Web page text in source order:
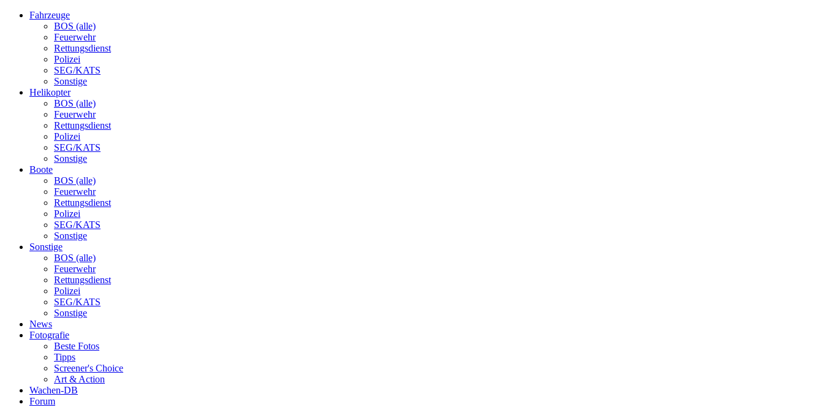
Fahrzeuge
BOS (alle)
Feuerwehr
Rettungsdienst
Polizei
SEG/KATS
Sonstige
Helikopter
BOS (alle)
Feuerwehr
Rettungsdienst
Polizei
SEG/KATS
Sonstige
Boote
BOS (alle)
Feuerwehr
Rettungsdienst
Polizei
SEG/KATS
Sonstige
Sonstige
BOS (alle)
Feuerwehr
Rettungsdienst
Polizei
SEG/KATS
Sonstige
News
Fotografie
Beste Fotos
Tipps
Screener's Choice
Art & Action
Wachen-DB
Forum